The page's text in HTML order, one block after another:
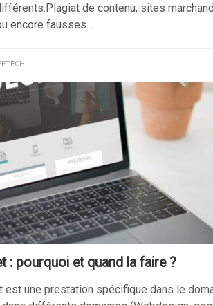
de contenu, sites
encore fausses…
: pourquoi et quand la faire ?
une prestation spécifique dans le